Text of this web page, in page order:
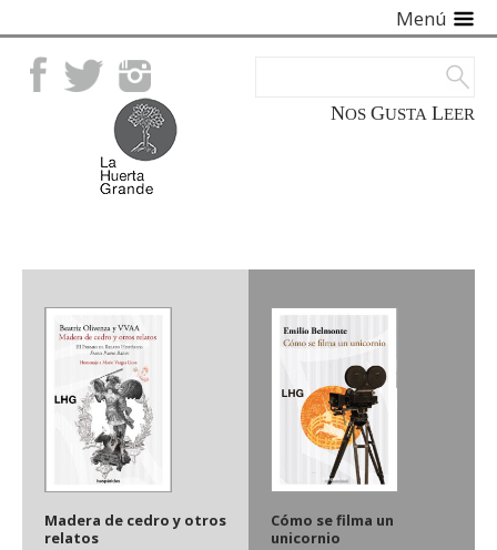
Facebook TwitterInstagram
NOS GUSTA LEER
Menú
Madera de cedro y otros
relatos
Cómo se filma un
unicornio